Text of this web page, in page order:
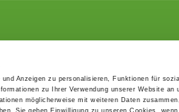
Anzeigen zu personalisieren, Funktionen für
zu Ihrer Verwendung unserer Website
möglicherweise mit weiteren Daten
Supra-regional
Events calender